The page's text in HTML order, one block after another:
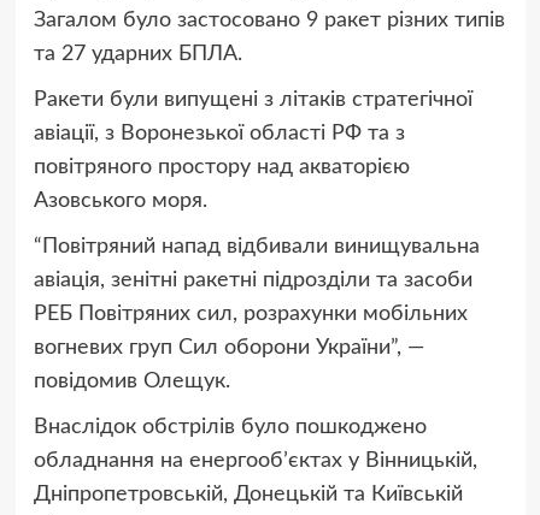
Загалом було застосовано 9 ракет різних типів
та 27 ударних БПЛА.
Ракети були випущені з літаків стратегічної
авіації, з Воронезької області РФ та з
повітряного простору над акваторією
Азовського моря.
“Повітряний напад відбивали винищувальна
авіація, зенітні ракетні підрозділи та засоби
РЕБ Повітряних сил, розрахунки мобільних
вогневих груп Сил оборони України”, —
повідомив Олещук.
Внаслідок обстрілів було пошкоджено
обладнання на енергообʼєктах у Вінницькій,
Дніпропетровській, Донецькій та Київській